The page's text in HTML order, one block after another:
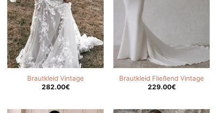
Brautkleid Vintage
282.00€
Brautkleid Fließend Vintage
229.00€